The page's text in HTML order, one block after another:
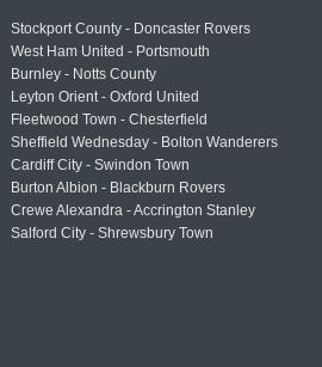
Stockport County - Doncaster Rovers
West Ham United - Portsmouth
Burnley - Notts County
Leyton Orient - Oxford United
Fleetwood Town - Chesterfield
Sheffield Wednesday - Bolton Wanderers
Cardiff City - Swindon Town
Burton Albion - Blackburn Rovers
Crewe Alexandra - Accrington Stanley
Salford City - Shrewsbury Town